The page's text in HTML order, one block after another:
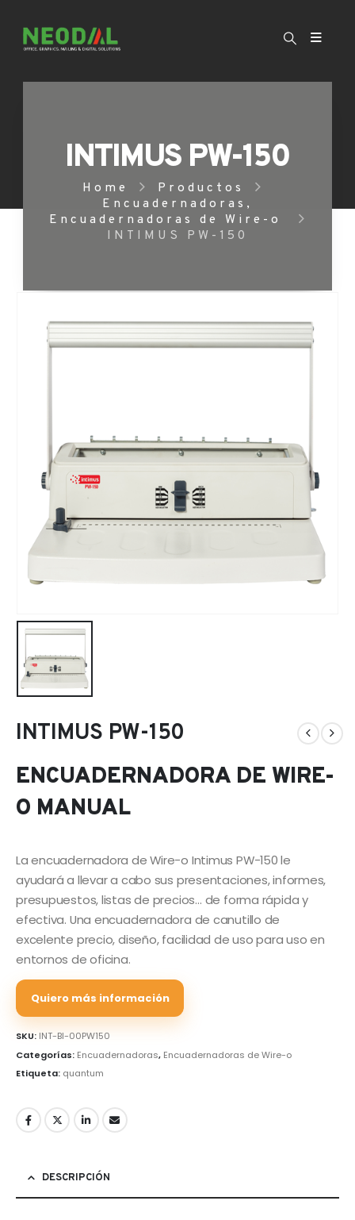
INTIMUS PW-150
Home
Productos
Encuadernadoras ,
Encuadernadoras de Wire-o
INTIMUS PW-150
INTIMUS PW-150
ENCUADERNADORA DE WIRE-
O MANUAL
La encuadernadora de Wire-o Intimus PW-150 le
ayudará a llevar a cabo sus presentaciones, informes,
presupuestos, listas de precios… de forma rápida y
efectiva. Una encuadernadora de canutillo de
excelente precio, diseño, facilidad de uso para uso en
entornos de oficina.
Quiero más información
SKU: INT-BI-00PW150
Categorías: Encuadernadoras, Encuadernadoras de Wire-o
Etiqueta: quantum
DESCRIPCIÓN